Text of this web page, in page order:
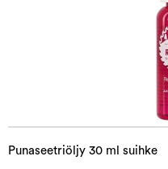
Punaseetriöljy 30 ml suihke